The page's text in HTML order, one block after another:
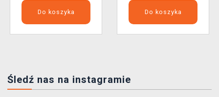
Do koszyka Do koszyka
Śledź nas na instagramie